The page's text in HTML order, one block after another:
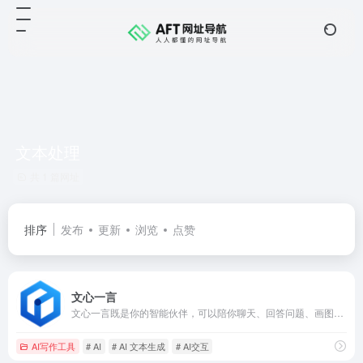
排序 发布 更新 浏览 点赞
文心一言
AI写作工具 # AI # AI 文本生成 # AI交互